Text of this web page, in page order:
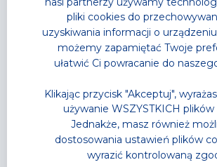
Park Wodny
Strefa Saun
Akademia Pływania
Zajęcia w wodzie
Letnia Akademia Przygody
TG GYM
Zajęcia
Cennik
Karnety
Trenerzy
Grafik zajęć
pliki cookies do
uzyskiwania informacji o
możemy zapamiętać Twoje
ułatwić Ci powracanie do
Klikając przycisk "Akceptuj",
używanie WSZYSTKICH plików
Jednakże, masz również
dostosowania ustawień plików
wyrazić kontrolowaną